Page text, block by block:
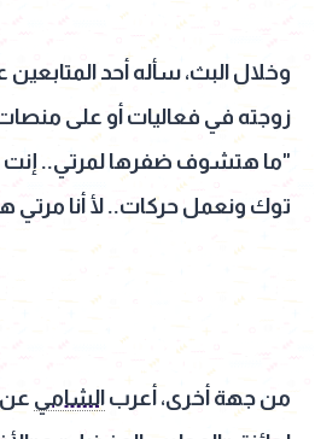
وخلال البث، سأله أحد
زوجته في فعاليات أو على منصات
"ما هتشوف ضفرها لمرتي.. إنت
توك ونعمل حركات.. لأ أنا
من جهة أخرى، أعرب الشامي عن